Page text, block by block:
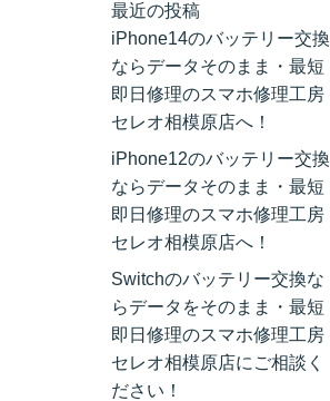
最近の投稿
iPhone14のバッテリー交換
ならデータそのまま・最短
即日修理のスマホ修理工房
セレオ相模原店へ！
iPhone12のバッテリー交換
ならデータそのまま・最短
即日修理のスマホ修理工房
セレオ相模原店へ！
Switchのバッテリー交換な
らデータをそのまま・最短
即日修理のスマホ修理工房
セレオ相模原店にご相談く
ださい！